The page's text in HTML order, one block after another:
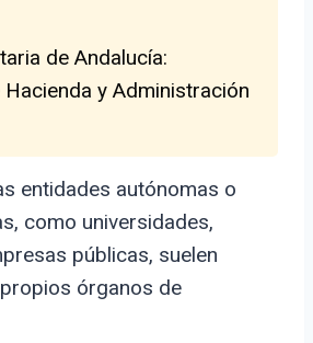
de Andalucía:
y Administración
entidades autónomas o
como universidades,
públicas, suelen
órganos de